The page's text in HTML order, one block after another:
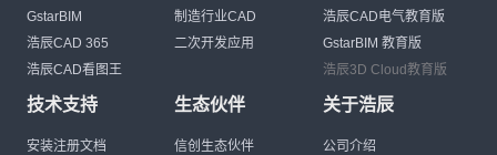
GstarBIM
浩辰CAD 365
浩辰CAD看图王
制造行业CAD
二次开发应用
浩辰CAD电气教育版
GstarBIM 教育版
浩辰3D Cloud教育版
技术支持
安装注册文档
生态伙伴
信创生态伙伴
关于浩辰
公司介绍